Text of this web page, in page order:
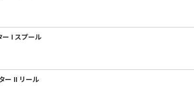
ー I スプール
ー II リール